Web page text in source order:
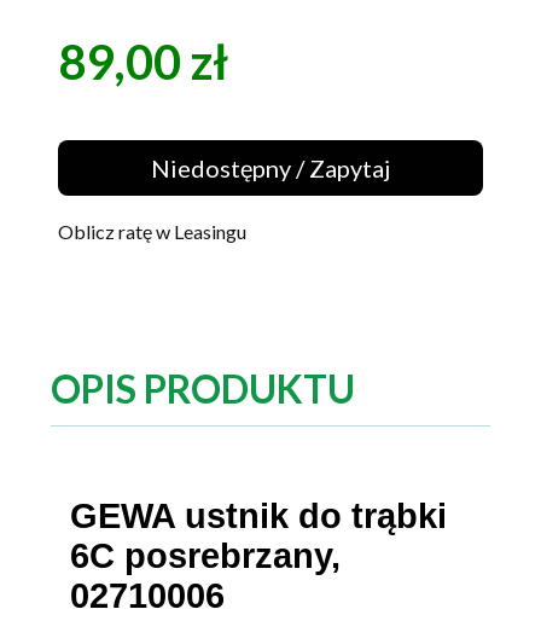
Cena
89,00 zł
Niedostępny / Zapytaj
Oblicz ratę w Leasingu
OPIS PRODUKTU
GEWA ustnik do trąbki
6C posrebrzany,
02710006